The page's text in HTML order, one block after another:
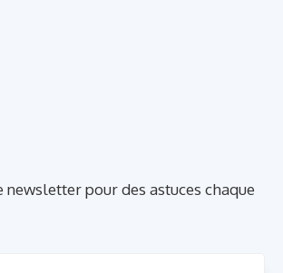
newsletter pour des astuces chaque